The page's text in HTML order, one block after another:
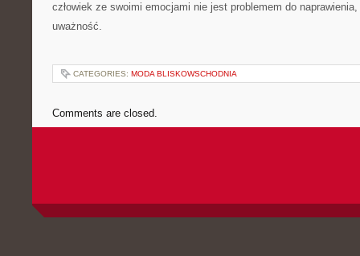
człowiek ze swoimi emocjami nie jest problemem do
uważność.
CATEGORIES: MODA BLISKOWSCHODNIA
Comments are closed.